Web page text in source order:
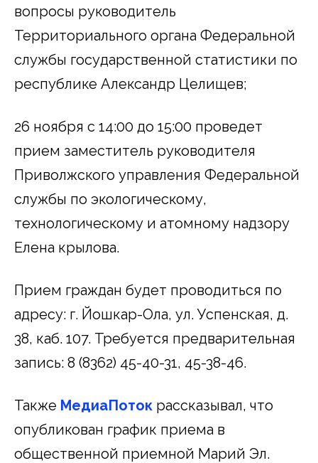
вопросы руководитель
Территориального органа Федеральной
службы государственной статистики по
республике Александр Целищев;
26 ноября с 14:00 до 15:00 проведет
прием заместитель руководителя
Приволжского управления Федеральной
службы по экологическому,
технологическому и атомному надзору
Елена крылова.
Прием граждан будет проводиться по
адресу: г. Йошкар-Ола, ул. Успенская, д.
38, каб. 107. Требуется предварительная
запись: 8 (8362) 45-40-31, 45-38-46.
Также МедиаПоток рассказывал, что
опубликован график приема в
общественной приемной Марий Эл.